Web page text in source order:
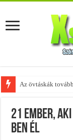
Az övtáskák
A tökéletes táskák
21 ember,
ben él